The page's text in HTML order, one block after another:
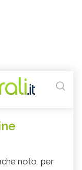
noto, per